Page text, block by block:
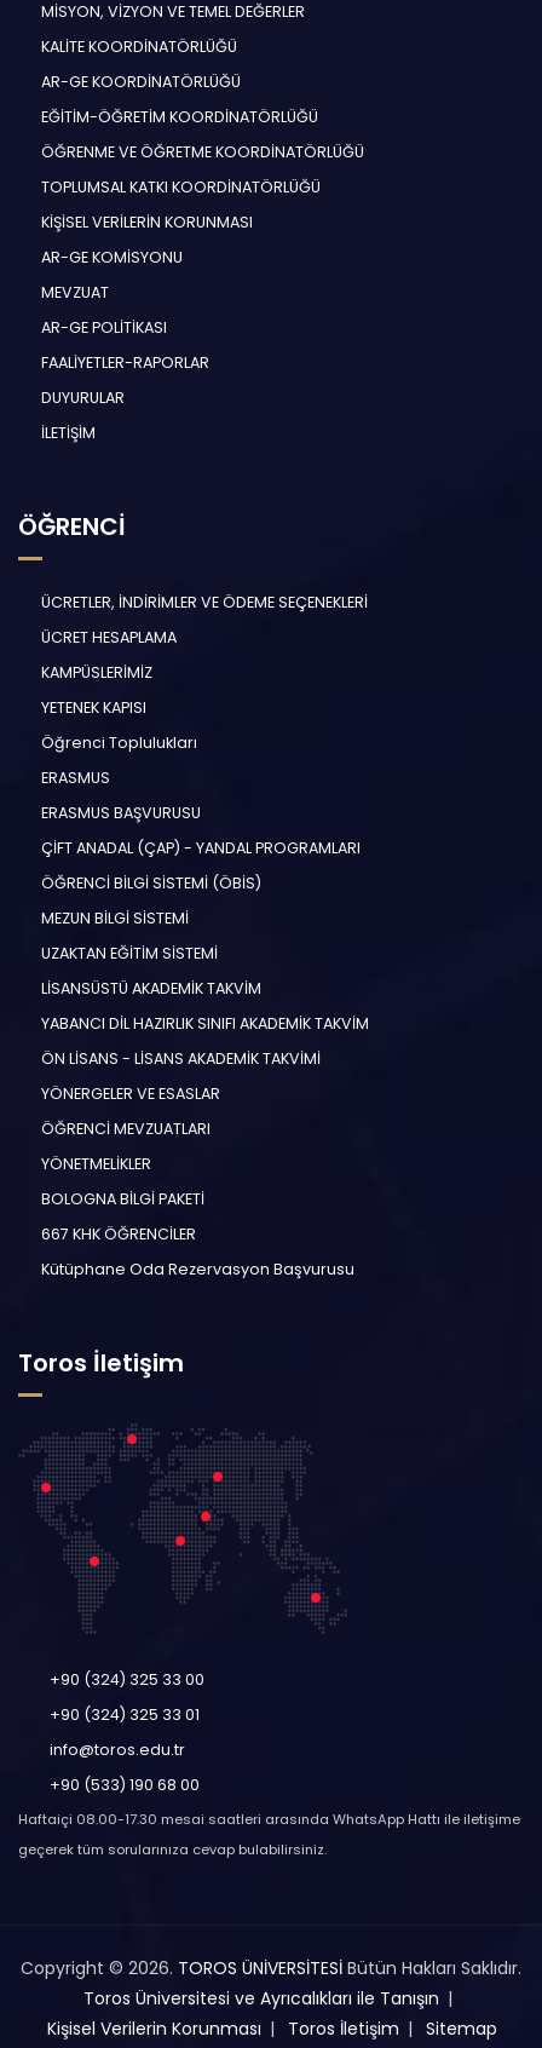
MİSYON, VİZYON VE TEMEL DEĞERLER
KALİTE KOORDİNATÖRLÜĞÜ
AR-GE KOORDİNATÖRLÜĞÜ
EĞİTİM-ÖĞRETİM KOORDİNATÖRLÜĞÜ
ÖĞRENME VE ÖĞRETME KOORDİNATÖRLÜĞÜ
TOPLUMSAL KATKI KOORDİNATÖRLÜĞÜ
KİŞİSEL VERİLERİN KORUNMASI
AR-GE KOMİSYONU
MEVZUAT
AR-GE POLİTİKASI
FAALİYETLER-RAPORLAR
DUYURULAR
İLETİŞİM
ÖĞRENCİ
ÜCRETLER, İNDİRİMLER VE ÖDEME SEÇENEKLERİ
ÜCRET HESAPLAMA
KAMPÜSLERİMİZ
YETENEK KAPISI
Öğrenci Toplulukları
ERASMUS
ERASMUS BAŞVURUSU
ÇİFT ANADAL (ÇAP) - YANDAL PROGRAMLARI
ÖĞRENCİ BİLGİ SİSTEMİ (ÖBİS)
MEZUN BİLGİ SİSTEMİ
UZAKTAN EĞİTİM SİSTEMİ
LİSANSÜSTÜ AKADEMİK TAKVİM
YABANCI DİL HAZIRLIK SINIFI AKADEMİK TAKVİM
ÖN LİSANS - LİSANS AKADEMİK TAKVİMİ
YÖNERGELER VE ESASLAR
ÖĞRENCİ MEVZUATLARI
YÖNETMELİKLER
BOLOGNA BİLGİ PAKETİ
667 KHK ÖĞRENCİLER
Kütüphane Oda Rezervasyon Başvurusu
Toros İletişim
+90 (324) 325 33 00
+90 (324) 325 33 01
info@toros.edu.tr
+90 (533) 190 68 00
Haftaiçi 08.00-17.30 mesai saatleri arasında WhatsApp Hattı ile iletişime
geçerek tüm sorularınıza cevap bulabilirsiniz.
Copyright © 2026. TOROS ÜNİVERSİTESİ Bütün Hakları Saklıdır.
Toros Üniversitesi ve Ayrıcalıkları ile Tanışın
Kişisel Verilerin Korunması
Toros İletişim
Sitemap